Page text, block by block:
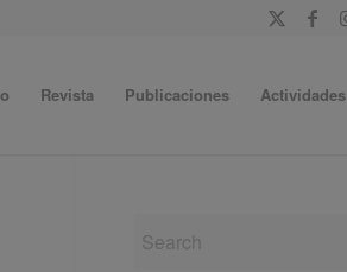
Revista Publicaciones Actividades